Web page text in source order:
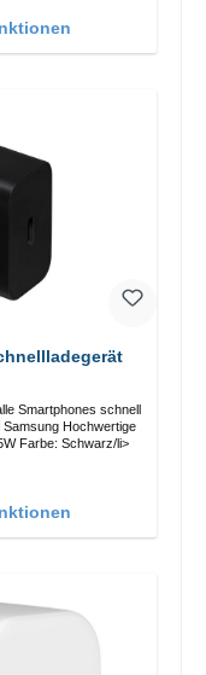
Smartphones schnell
15W Farbe: Schwarz/li>